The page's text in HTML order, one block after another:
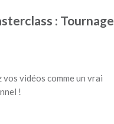
: Tournage
vos vidéos comme un vrai
!